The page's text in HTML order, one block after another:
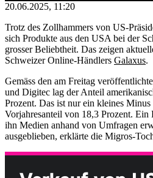
20.06.2025, 11:20
Trotz des Zollhammers von US-
sich Produkte aus den USA bei der
grosser Beliebtheit. Das zeigen
Schweizer Online-Händlers Galaxus.
Gemäss den am Freitag
und Digitec lag der Anteil
Prozent. Das ist nur ein kleines
Vorjahresanteil von 18,3 Prozent.
ihn Medien anhand von Umfragen
ausgeblieben, erklärte die Migros-